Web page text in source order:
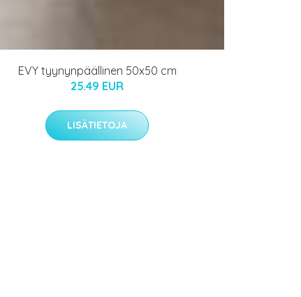
EVY tyynynpäällinen 50x50 cm
25.49 EUR
LISÄTIETOJA